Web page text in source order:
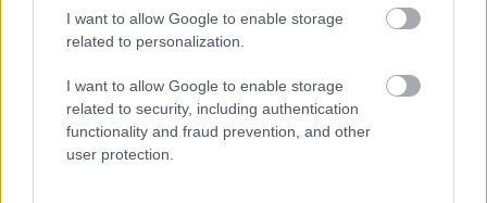
I want to allow Google to enable storage
related to personalization.
I want to allow Google to enable storage
related to security, including authentication
functionality and fraud prevention, and other
user protection.
5 gyönyörű tó Nógrád megyében
Palóc Néptáncegyüttes a Zalai
Kamaratánc Fesztiválon